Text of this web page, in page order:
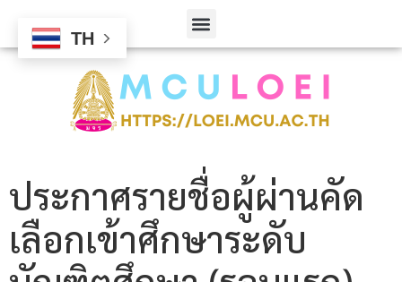
ประกาศรายชื่อผู้ผ่านคัด
เลือกเข้าศึกษาระดับ
TH